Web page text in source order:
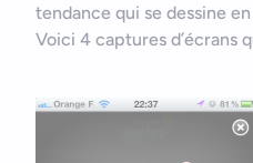
tendance qui se dessine
Voici 4 captures d’écrans